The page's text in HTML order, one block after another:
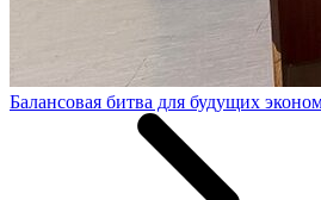
Балансовая битва для будущих